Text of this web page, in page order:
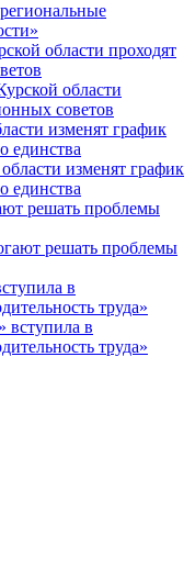
области проходят
изменят график
единства
решать проблемы
в
труда»